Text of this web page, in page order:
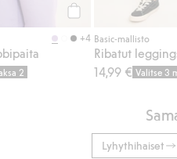
+4
2
Basic-mallisto
Ribatut
14,99 € Valitse 3
Lyhythihaiset